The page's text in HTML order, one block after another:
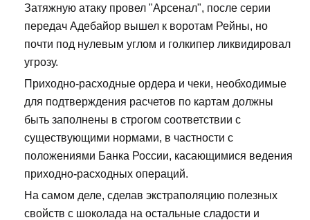
Затяжную атаку провел "Арсенал", после серии
передач Адебайор вышел к воротам Рейны, но
почти под нулевым углом и голкипер ликвидировал
угрозу.
Приходно-расходные ордера и чеки, необходимые
для подтверждения расчетов по картам должны
быть заполнены в строгом соответствии с
существующими нормами, в частности с
положениями Банка России, касающимися ведения
приходно-расходных операций.
На самом деле, сделав экстраполяцию полезных
свойств с шоколада на остальные сладости и